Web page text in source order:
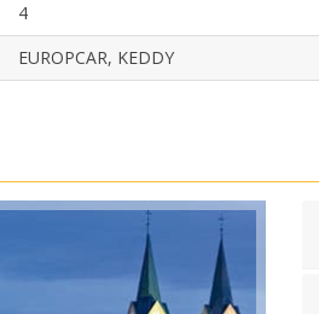
4
EUROPCAR, KEDDY